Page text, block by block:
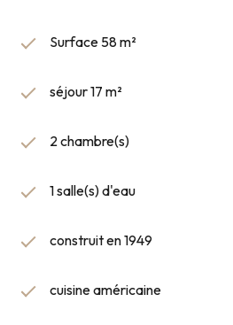
Surface 58 m²
séjour 17 m²
2 chambre(s)
1 salle(s) d'eau
construit en 1949
cuisine américaine